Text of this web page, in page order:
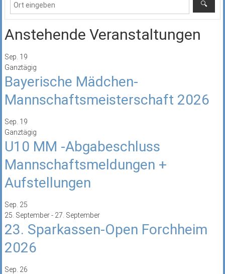
Anstehende Veranstaltungen
Sep. 19
Ganztägig
Bayerische Mädchen-
Mannschaftsmeisterschaft 2026
Sep. 19
Ganztägig
U10 MM -Abgabeschluss
Mannschaftsmeldungen +
Aufstellungen
Sep. 25
25. September- 27. September
23. Sparkassen-Open Forchheim
2026
Sep. 26